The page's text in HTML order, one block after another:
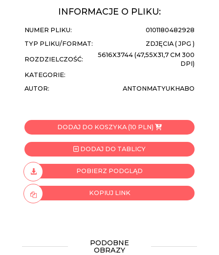
INFORMACJE O PLIKU:
NUMER PLIKU:
0101180482928
TYP PLIKU/FORMAT:
ZDJĘCIA ( JPG )
ROZDZIELCZOŚĆ:
5616X3744 (47,55X31,7 CM 300
DPI)
KATEGORIE:
AUTOR:
ANTONMATYUKHABO
DODAJ DO KOSZYKA (10 PLN)
DODAJ DO TABLICY
POBIERZ PODGLĄD
KOPIUJ LINK
PODOBNE
OBRAZY